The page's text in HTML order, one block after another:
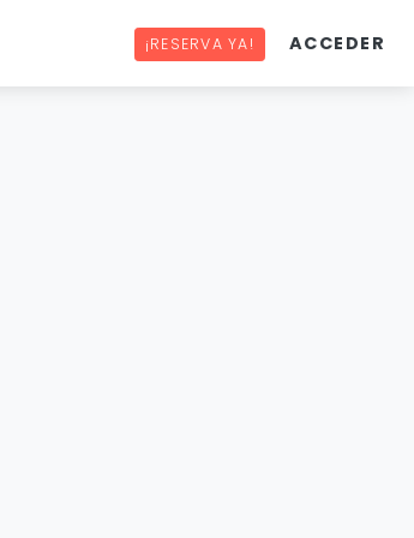
¡RESERVA YA! ACCEDER